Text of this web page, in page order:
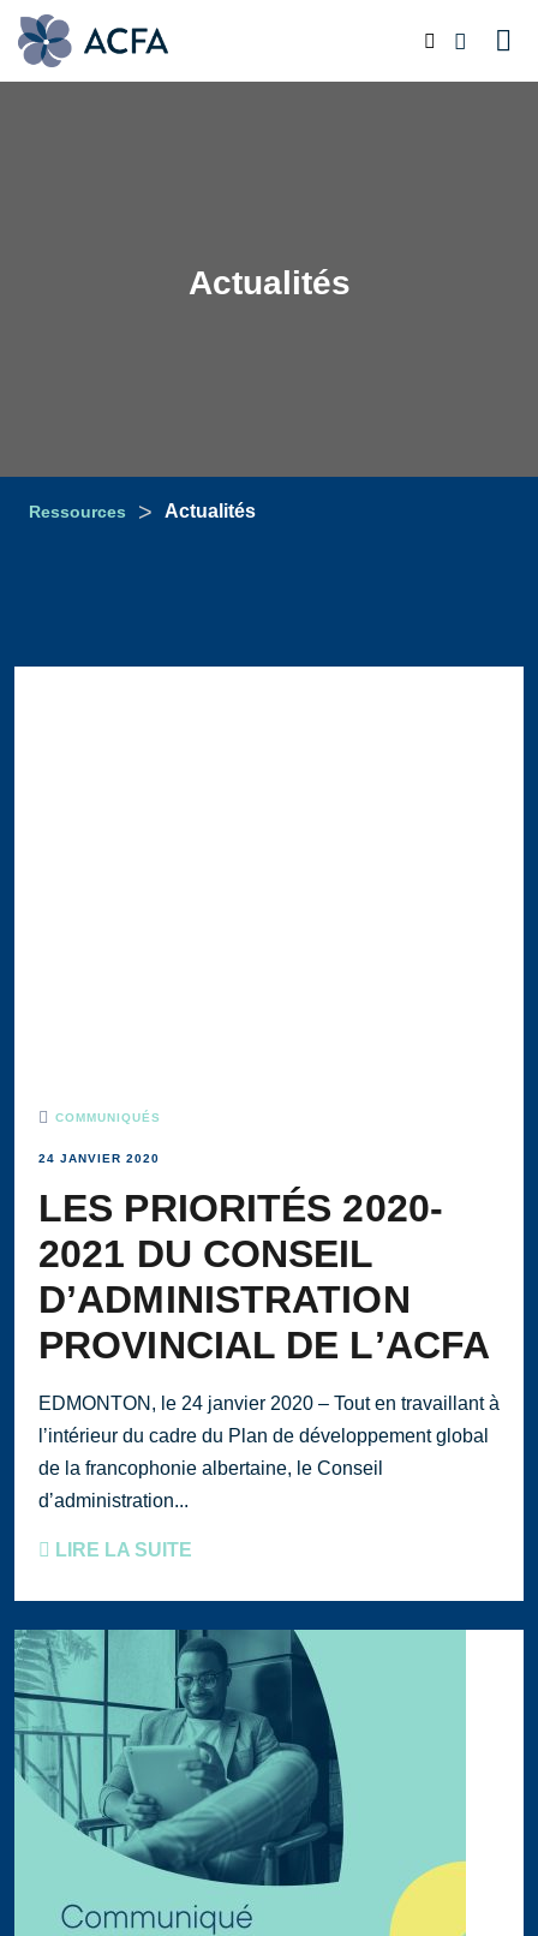
Actualités
Ressources > Actualités
COMMUNIQUÉS
24 JANVIER 2020
LES PRIORITÉS 2020-
2021 DU CONSEIL
DʼADMINISTRATION
PROVINCIAL DE LʼACFA
EDMONTON, le 24 janvier 2020 – Tout en travaillant à
lʼintérieur du cadre du Plan de développement global
de la francophonie albertaine, le Conseil
dʼadministration...
LIRE LA SUITE